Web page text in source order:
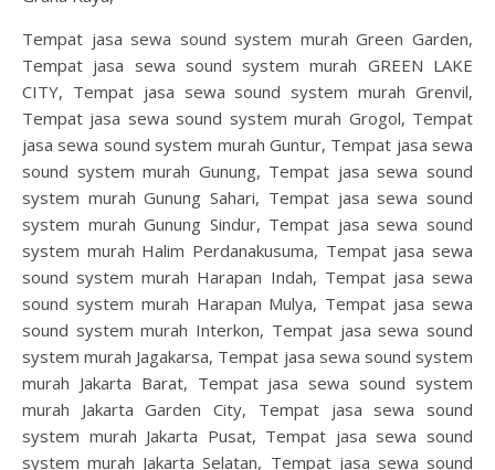
Tempat jasa sewa sound system murah Green Garden,
Tempat jasa sewa sound system murah GREEN LAKE
CITY, Tempat jasa sewa sound system murah Grenvil,
Tempat jasa sewa sound system murah Grogol, Tempat
jasa sewa sound system murah Guntur, Tempat jasa sewa
sound system murah Gunung, Tempat jasa sewa sound
system murah Gunung Sahari, Tempat jasa sewa sound
system murah Gunung Sindur, Tempat jasa sewa sound
system murah Halim Perdanakusuma, Tempat jasa sewa
sound system murah Harapan Indah, Tempat jasa sewa
sound system murah Harapan Mulya, Tempat jasa sewa
sound system murah Interkon, Tempat jasa sewa sound
system murah Jagakarsa, Tempat jasa sewa sound system
murah Jakarta Barat, Tempat jasa sewa sound system
murah Jakarta Garden City, Tempat jasa sewa sound
system murah Jakarta Pusat, Tempat jasa sewa sound
system murah Jakarta Selatan, Tempat jasa sewa sound